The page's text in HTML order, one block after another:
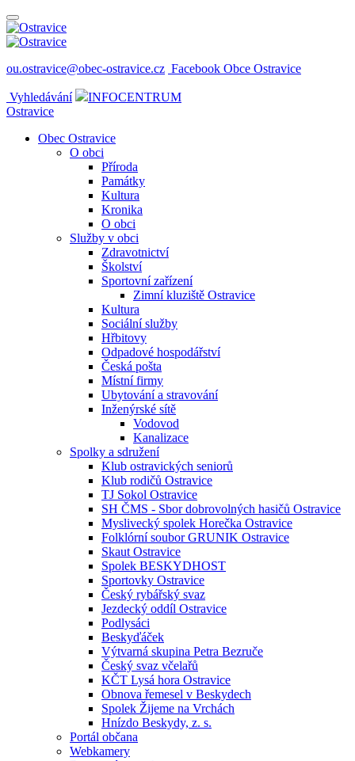
ou.ostravice@obec-ostravice.cz Facebook Obce Ostravice
Vyhledávání
INFOCENTRUM
Ostravice
Obec Ostravice
O obci
Příroda
Památky
Kultura
Kronika
O obci
Služby v obci
Zdravotnictví
Školství
Sportovní zařízení
Zimní kluziště Ostravice
Kultura
Sociální služby
Hřbitovy
Odpadové hospodářství
Česká pošta
Místní firmy
Ubytování a stravování
Inženýrské sítě
Vodovod
Kanalizace
Spolky a sdružení
Klub ostravických seniorů
Klub rodičů Ostravice
TJ Sokol Ostravice
SH ČMS - Sbor dobrovolných hasičů Ostravice
Myslivecký spolek Horečka Ostravice
Folklórní soubor GRUNIK Ostravice
Skaut Ostravice
Spolek BESKYDHOST
Sportovky Ostravice
Český rybářský svaz
Jezdecký oddíl Ostravice
Podlysáci
Beskyďáček
Výtvarná skupina Petra Bezruče
Český svaz včelařů
KČT Lysá hora Ostravice
Obnova řemesel v Beskydech
Spolek Žijeme na Vrchách
Hnízdo Beskydy, z. s.
Portál občana
Webkamery